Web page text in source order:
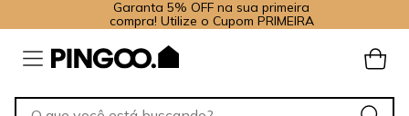
Garanta 5% OFF na sua primeira
compra! Utilize o Cupom PRIMEIRA